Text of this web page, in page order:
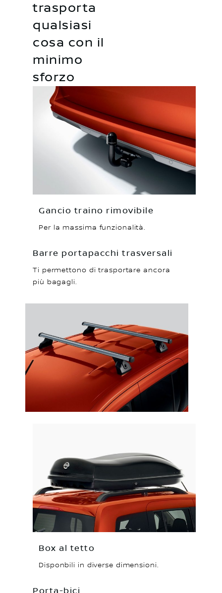
trasporta
qualsiasi
cosa con il
minimo
sforzo
Gancio traino rimovibile
Per la massima funzionalità.
Barre portapacchi trasversali
Ti permettono di trasportare ancora
più bagagli.
Box al tetto
Disponbili in diverse dimensioni.
Porta-bici